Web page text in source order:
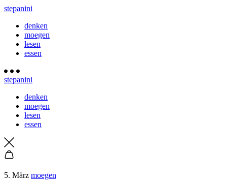
stepanini
denken
moegen
lesen
essen
stepanini
denken
moegen
lesen
essen
5. März moegen